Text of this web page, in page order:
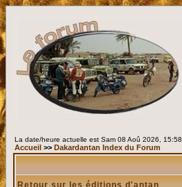
La date/heure actuelle est Sam 08 Aoû 2026, 15:58
Accueil >> Dakardantan Index du Forum
Retour sur les éditions d'antan